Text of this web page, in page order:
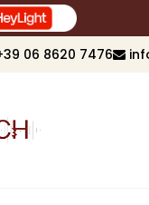
06 8620 7476